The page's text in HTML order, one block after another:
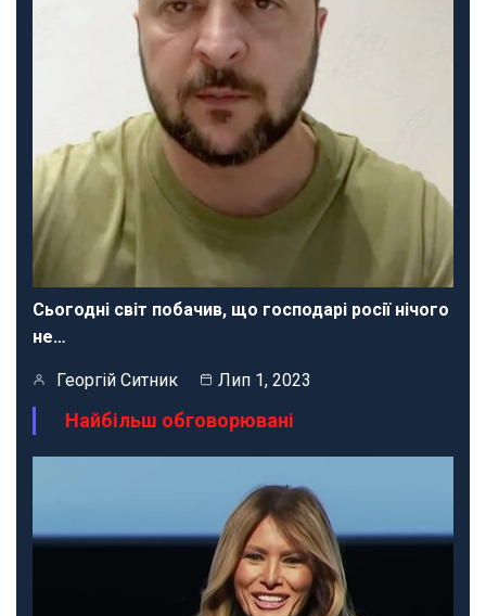
Сьогодні світ побачив, що господарі росії нічого
не…
Георгій Ситник Лип 1, 2023
Найбільш обговорювані